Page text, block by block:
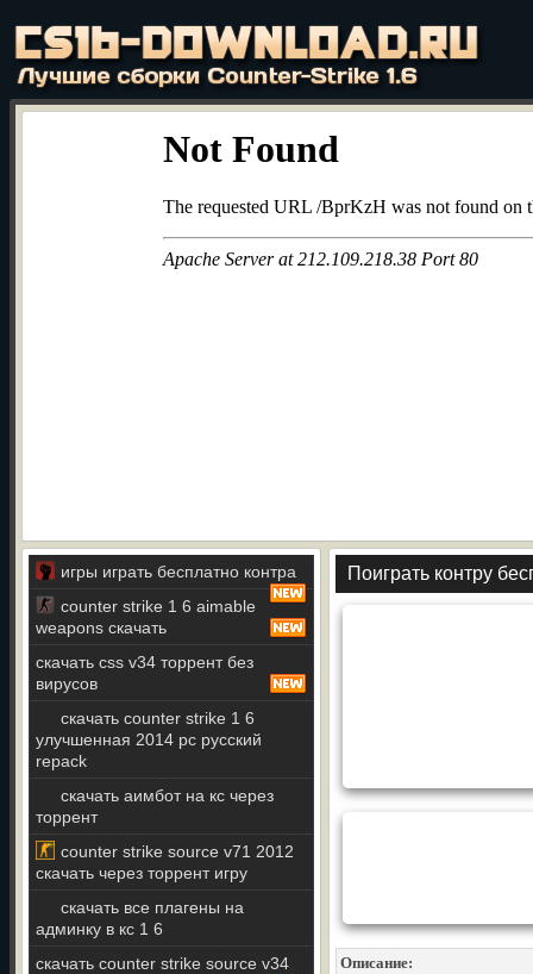
игры играть бесплатно контра
counter strike 1 6 aimable
weapons скачать
скачать css v34 торрент без
вирусов
скачать counter strike 1 6
улучшенная 2014 pc русский
repack
скачать аимбот на кс через
торрент
counter strike source v71 2012
скачать через торрент игру
скачать все плагены на
админку в кс 1 6
скачать counter strike source v34
Поиграть контру
Описание: